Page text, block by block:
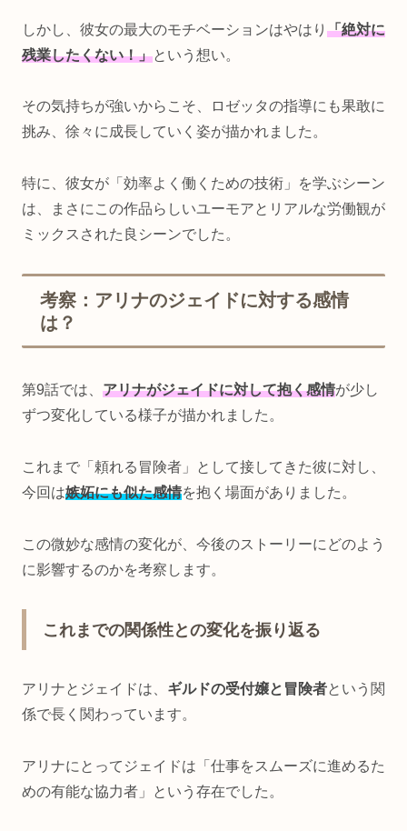
しかし、彼女の最大のモチベーションはやはり 「絶対に
残業したくない！」という想い。
その気持ちが強いからこそ、ロゼッタの指導にも果敢に
挑み、徐々に成長していく姿が描かれました。
特に、彼女が「効率よく働くための技術」を学ぶシーン
は、まさにこの作品らしいユーモアとリアルな労働観が
ミックスされた良シーンでした。
考察：アリナのジェイドに対する感情
は？
第9話では、 アリナがジェイドに対して抱く感情が少し
ずつ変化している様子が描かれました。
これまで「頼れる冒険者」として接してきた彼に対し、
今回は嫉妬にも似た感情を抱く場面がありました。
この微妙な感情の変化が、今後のストーリーにどのよう
に影響するのかを考察します。
これまでの関係性との変化を振り返る
アリナとジェイドは、 ギルドの受付嬢と冒険者という関
係で長く関わっています。
アリナにとってジェイドは「仕事をスムーズに進めるた
めの有能な協力者」という存在でした。